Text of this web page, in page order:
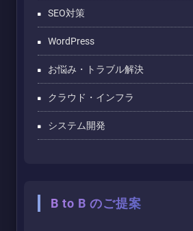
SEO対策
WordPress
お悩み・トラブル解決
クラウド・インフラ
システム開発
B to B のご提案